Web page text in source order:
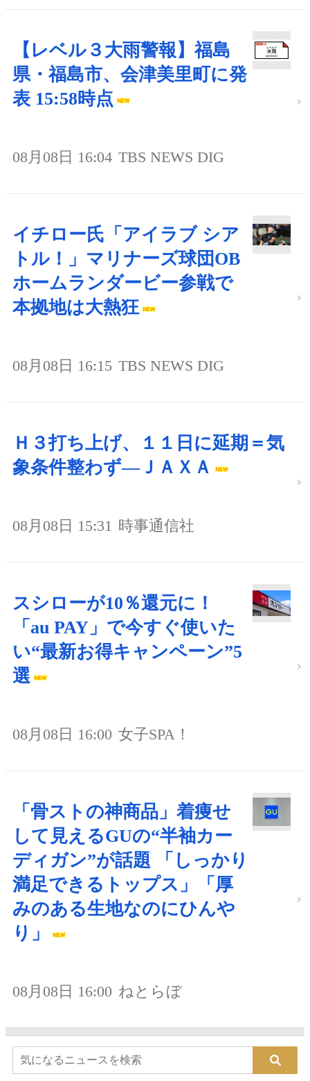
【レベル３大雨警報】福島
県・福島市、会津美里町に発
表 15:58時点
08月08日 16:04 TBS NEWS DIG
イチロー氏「アイラブ シア
トル！」マリナーズ球団OB
ホームランダービー参戦で
本拠地は大熱狂
08月08日 16:15 TBS NEWS DIG
Ｈ３打ち上げ、１１日に延期＝気
象条件整わず―ＪＡＸＡ
08月08日 15:31 時事通信社
スシローが10％還元に！
「au PAY」で今すぐ使いた
い“最新お得キャンペーン”5
選
08月08日 16:00 女子SPA！
「骨ストの神商品」着痩せ
して見えるGUの“半袖カー
ディガン”が話題 「しっかり
満足できるトップス」「厚
みのある生地なのにひんや
り」
08月08日 16:00 ねとらぼ